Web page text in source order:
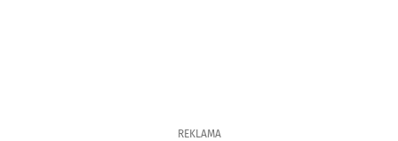
REKLAMA